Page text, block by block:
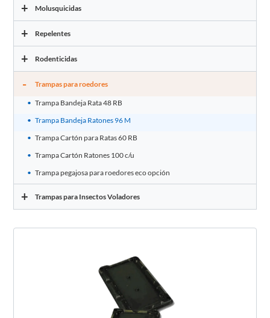
+ Molusquicidas
+ Repelentes
+ Rodenticidas
- Trampas para roedores
Trampa Bandeja Rata 48 RB
Trampa Bandeja Ratones 96 M
Trampa Cartón para Ratas 60 RB
Trampa Cartón Ratones 100 c/u
Trampa pegajosa para roedores eco opción
+ Trampas para Insectos Voladores